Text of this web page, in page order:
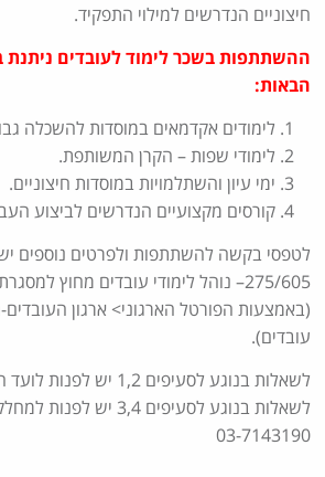
חיצוניים הנדרשים למילוי התפקיד.
ההשתתפות בשכר לימוד לעובדים ניתנת
הבאות:
לימודים אקדמאים במוסדות להשכלה
לימודי שפות – הקרן המשותפת.
ימי עיון והשתלמויות במוסדות חיצוניים.
קורסים מקצועיים הנדרשים לביצוע
לטפסי בקשה להשתתפות ולפרטים נוספים יש
275/605– נוהל לימודי עובדים מחוץ למסגרת הבנק.
(באמצעות הפורטל הארגוני> ארגון העובדים-
עובדים).
לשאלות בנוגע לסעיפים 1,2 יש לפנות לועד הארצי: 03-7142020
לשאלות בנוגע לסעיפים
03-7143190